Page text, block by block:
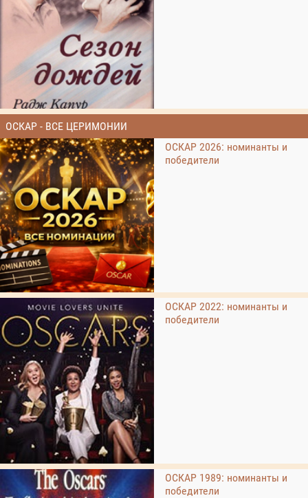
ОСКАР - ВСЕ ЦЕРИМОНИИ
ОСКАР 2026: номинанты и
победители
ОСКАР 2022: номинанты и
победители
ОСКАР 1989: номинанты и
победители